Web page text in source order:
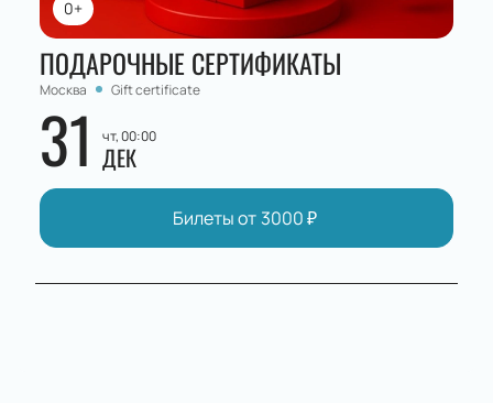
0+
ПОДАРОЧНЫЕ СЕРТИФИКАТЫ
Москва Gift certificate
31 чт, 00:00
ДЕК
Билеты от 3000₽